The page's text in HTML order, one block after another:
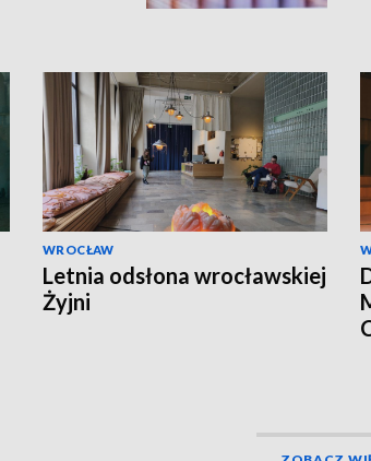
WROCŁAW
Letnia odsłona wrocławskiej
Żyjni